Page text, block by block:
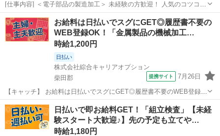
[仕事内容] ＜電子部品の製造加工＞ 未経験の方歓迎！ 人気のコツコツ
作業です☆ ＜具体的には…＞ ◆光製品の製造 ⇒切断、加工、洗浄、
実装、組立、研磨、 測定、検査、包装、データ処理、数量確認 ◆設
備の日常的な点検・...
宮城 柴田郡 工場
お給料は日払いでスグにGET◎履歴書不要の
WEB登録OK！「金属製品の機械加工…
時給1,200円
日払い
株式会社綜合キャリアオプション
柴田郡
提携サイト 7月26日
【キャッチ】 お給料は日払いでスグにGET◎履歴書不要のWEB登録
OK！「金属製品の機械加工オペレーター」高時給1200円！大河原(宮
城)周辺！20代～40代のスタッフが多数活躍中★ 【コメント】 弊社な
ら事前の職場見学が...
宮城 柴田郡 工場
日払いで即お給料GET！「組立検査」【未経
験スタート大歓迎♪】先の予定も立てや…
時給1,180円